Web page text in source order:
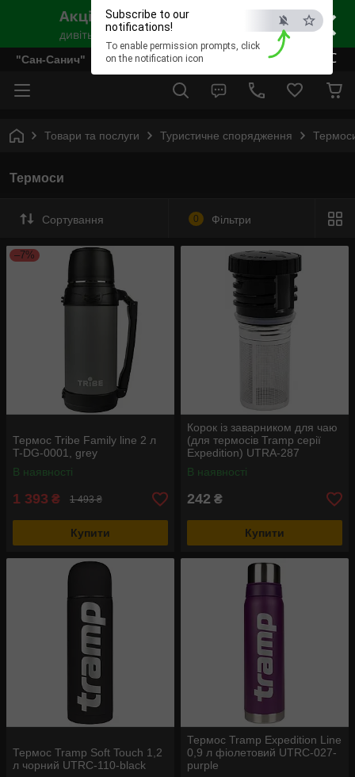
×
ESC
Subscribe to our
notifications!
To enable permission prompts, click
on the notification icon
"Сан-Санич"
Товари та послуги Туристичне спорядження
Термоси
Сортування 0 Фільтри
–7%
Термос Tribe Family line 2 л
T-DG-0001, grey
В наявності
1 393 ₴ 1 493 ₴
Купити
Корок із заварником для чаю
(для термосів Tramp серії
Expedition) UTRA-287
В наявності
242 ₴
Купити
Термос Tramp Soft Touch 1,2
л чорний UTRC-110-black
Термос Tramp Expedition Line
0,9 л фіолетовий UTRC-027-
purple